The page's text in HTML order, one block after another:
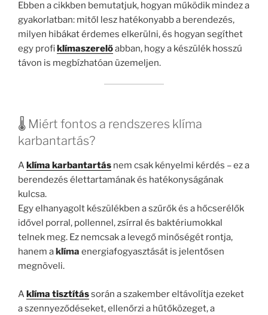
Ebben a cikkben bemutatjuk, hogyan működik mindez a
gyakorlatban: mitől lesz hatékonyabb a berendezés,
milyen hibákat érdemes elkerülni, és hogyan segíthet
egy profiklímaszerelőabban, hogy a készülék hosszú
távon is megbízhatóan üzemeljen.
🌡️ Miért fontos a rendszeres klíma
karbantartás?
Aklíma karbantartás nem csak kényelmi kérdés – ez a
berendezés élettartamának és hatékonyságának
kulcsa.
Egy elhanyagolt készülékben a szűrők és a hőcserélők
idővel porral, pollennel, zsírral és baktériumokkal
telnek meg. Ez nemcsak a levegő minőségét rontja,
hanem aklíma energiafogyasztását is jelentősen
megnöveli.
Aklíma tisztítássorán a szakember eltávolítja ezeket
a szennyeződéseket, ellenőrzi a hűtőközeget, a